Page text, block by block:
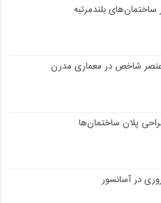
بلندمرتبه
عنصر شاخص در معماری مدرن
پلان ساختمان‌ها
در آسانسور